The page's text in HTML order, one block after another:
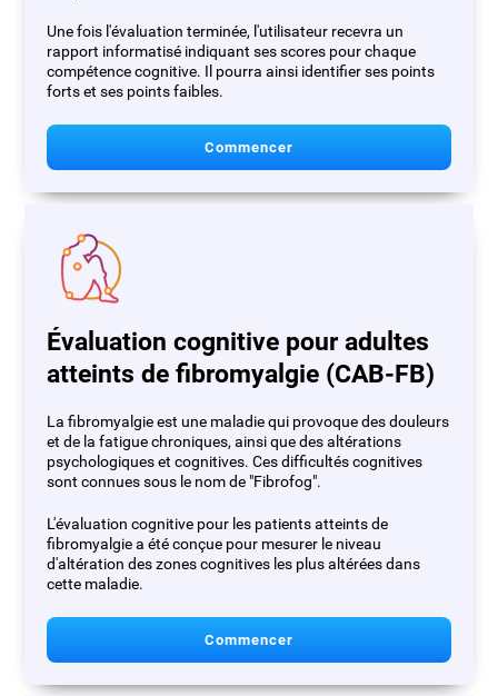
Une fois l'évaluation terminée, l'utilisateur recevra un
rapport informatisé indiquant ses scores pour chaque
compétence cognitive. Il pourra ainsi identifier ses points
forts et ses points faibles.
Commencer
Évaluation cognitive pour adultes
atteints de fibromyalgie (CAB-FB)
La fibromyalgie est une maladie qui provoque des douleurs
et de la fatigue chroniques, ainsi que des altérations
psychologiques et cognitives. Ces difficultés cognitives
sont connues sous le nom de "Fibrofog".
L'évaluation cognitive pour les patients atteints de
fibromyalgie a été conçue pour mesurer le niveau
d'altération des zones cognitives les plus altérées dans
cette maladie.
Commencer